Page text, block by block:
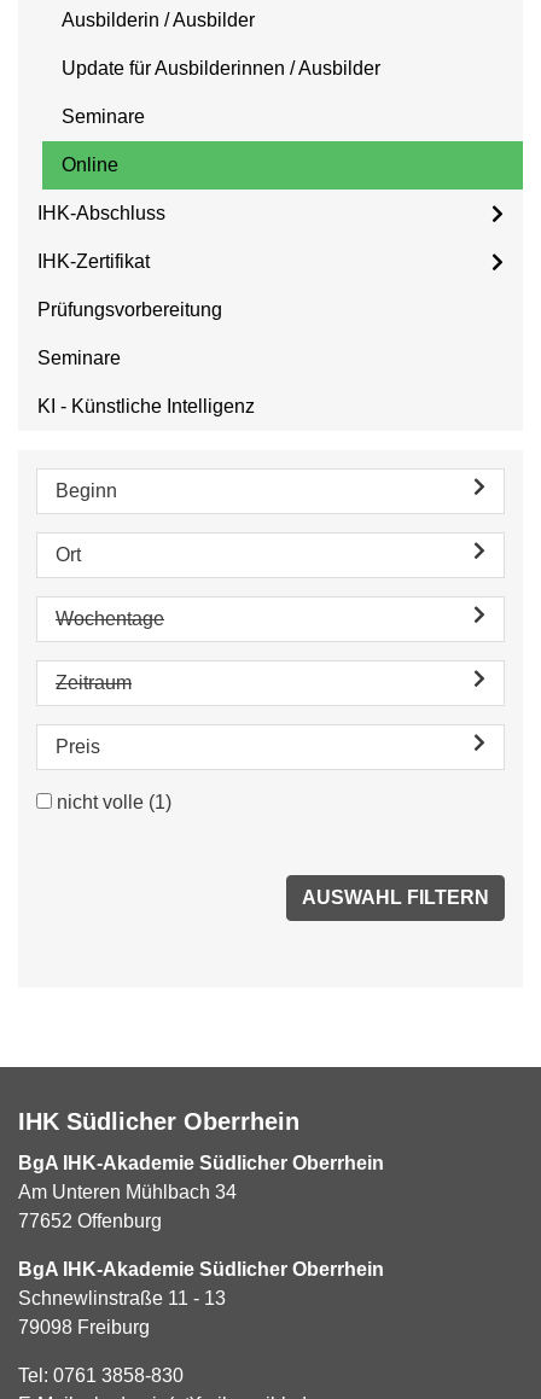
Ausbilderin / Ausbilder
Update für Ausbilderinnen / Ausbilder
Seminare
Online
IHK-Abschluss
IHK-Zertifikat
Prüfungsvorbereitung
Seminare
KI - Künstliche Intelligenz
Beginn
Ort
Wochentage
Zeitraum
Preis
nicht volle (1)
IHK Südlicher Oberrhein
BgA IHK-Akademie Südlicher Oberrhein
Am Unteren Mühlbach 34
77652 Offenburg
BgA IHK-Akademie Südlicher Oberrhein
Schnewlinstraße 11 - 13
79098 Freiburg
Tel: 0761 3858-830